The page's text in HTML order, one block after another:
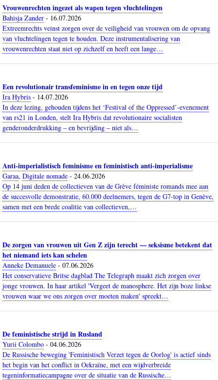
Vrouwenrechten ingezet als wapen tegen vluchtelingen
Bahisja Zander - 16.07.2026
Extreemrechts veinst zorgen over de veiligheid van vrouwen om de opvang
van vluchtelingen tegen te houden. Deze instrumentalisering van
vrouwenrechten staat niet op zichzelf en heeft een lange…
Een revolutionair transfeminisme in en tegen onze tijd
Ira Hybris - 14.07.2026
In deze lezing, gehouden tijdens het ‘Festival of the Oppressed’-evenement
van rs21 in Londen, stelt Ira Hybris dat revolutionaire socialisten
genderonderdrukking – en bevrijding – niet als…
Anti-imperialistisch feminisme en feministisch anti-imperialisme
Garaa, Digitale nomade - 24.06.2026
Op 14 juni deden de collectieven van de Grève féministe romands mee aan
de succesvolle demonstratie, 60.000 deelnemers, tegen de G7-top in Genève,
samen met een brede coalitie van collectieven,…
De zorgen van vrouwen uit Gen Z zijn terecht — seksisme betekent dat
het niemand iets kan schelen
Anneke Demanuele - 07.06.2026
Het conservatieve Britse dagblad The Telegraph maakt zich zorgen over
jonge vrouwen. In haar artikel 'Vergeet de manosphere. Het zijn boze linkse
vrouwen waar we ons zorgen over moeten maken' spreekt…
De feministische strijd in Rusland
Yurii Colombo - 04.06.2026
De Russische beweging 'Feministisch Verzet tegen de Oorlog' is actief sinds
het begin van het conflict in Oekraïne, met een wijdverbreide
tegeninformatiecampagne over de situatie van de Russische…